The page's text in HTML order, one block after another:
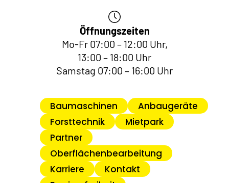
Öffnungszeiten
Mo-Fr 07:00 – 12:00 Uhr,
13:00 – 18:00 Uhr
Samstag 07:00 – 16:00 Uhr
Baumaschinen
Anbaugeräte
Forsttechnik
Mietpark
Partner
Oberflächenbearbeitung
Karriere
Kontakt